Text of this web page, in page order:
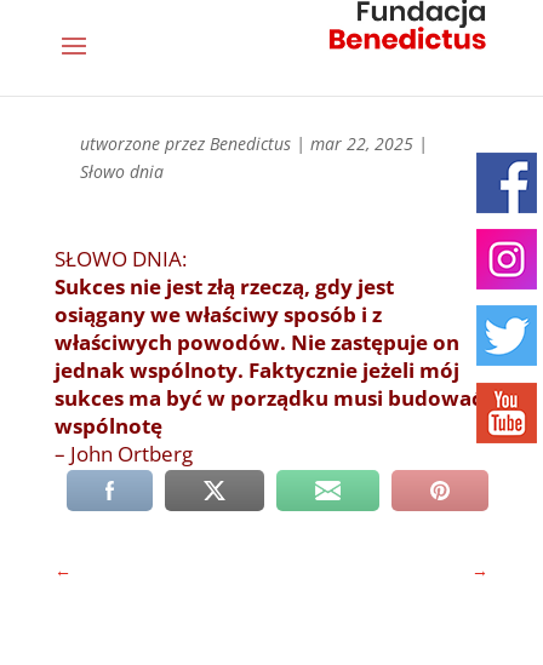
utworzone przez Benedictus| mar 22, 2025|
Słowo dnia
SŁOWO DNIA:
Sukces nie jest złą rzeczą, gdy jest
osiągany we właściwy sposób i z
właściwych powodów. Nie zastępuje on
jednak wspólnoty. Faktycznie jeżeli mój
sukces ma być w porządku musi budować
wspólnotę
– John Ortberg
← →